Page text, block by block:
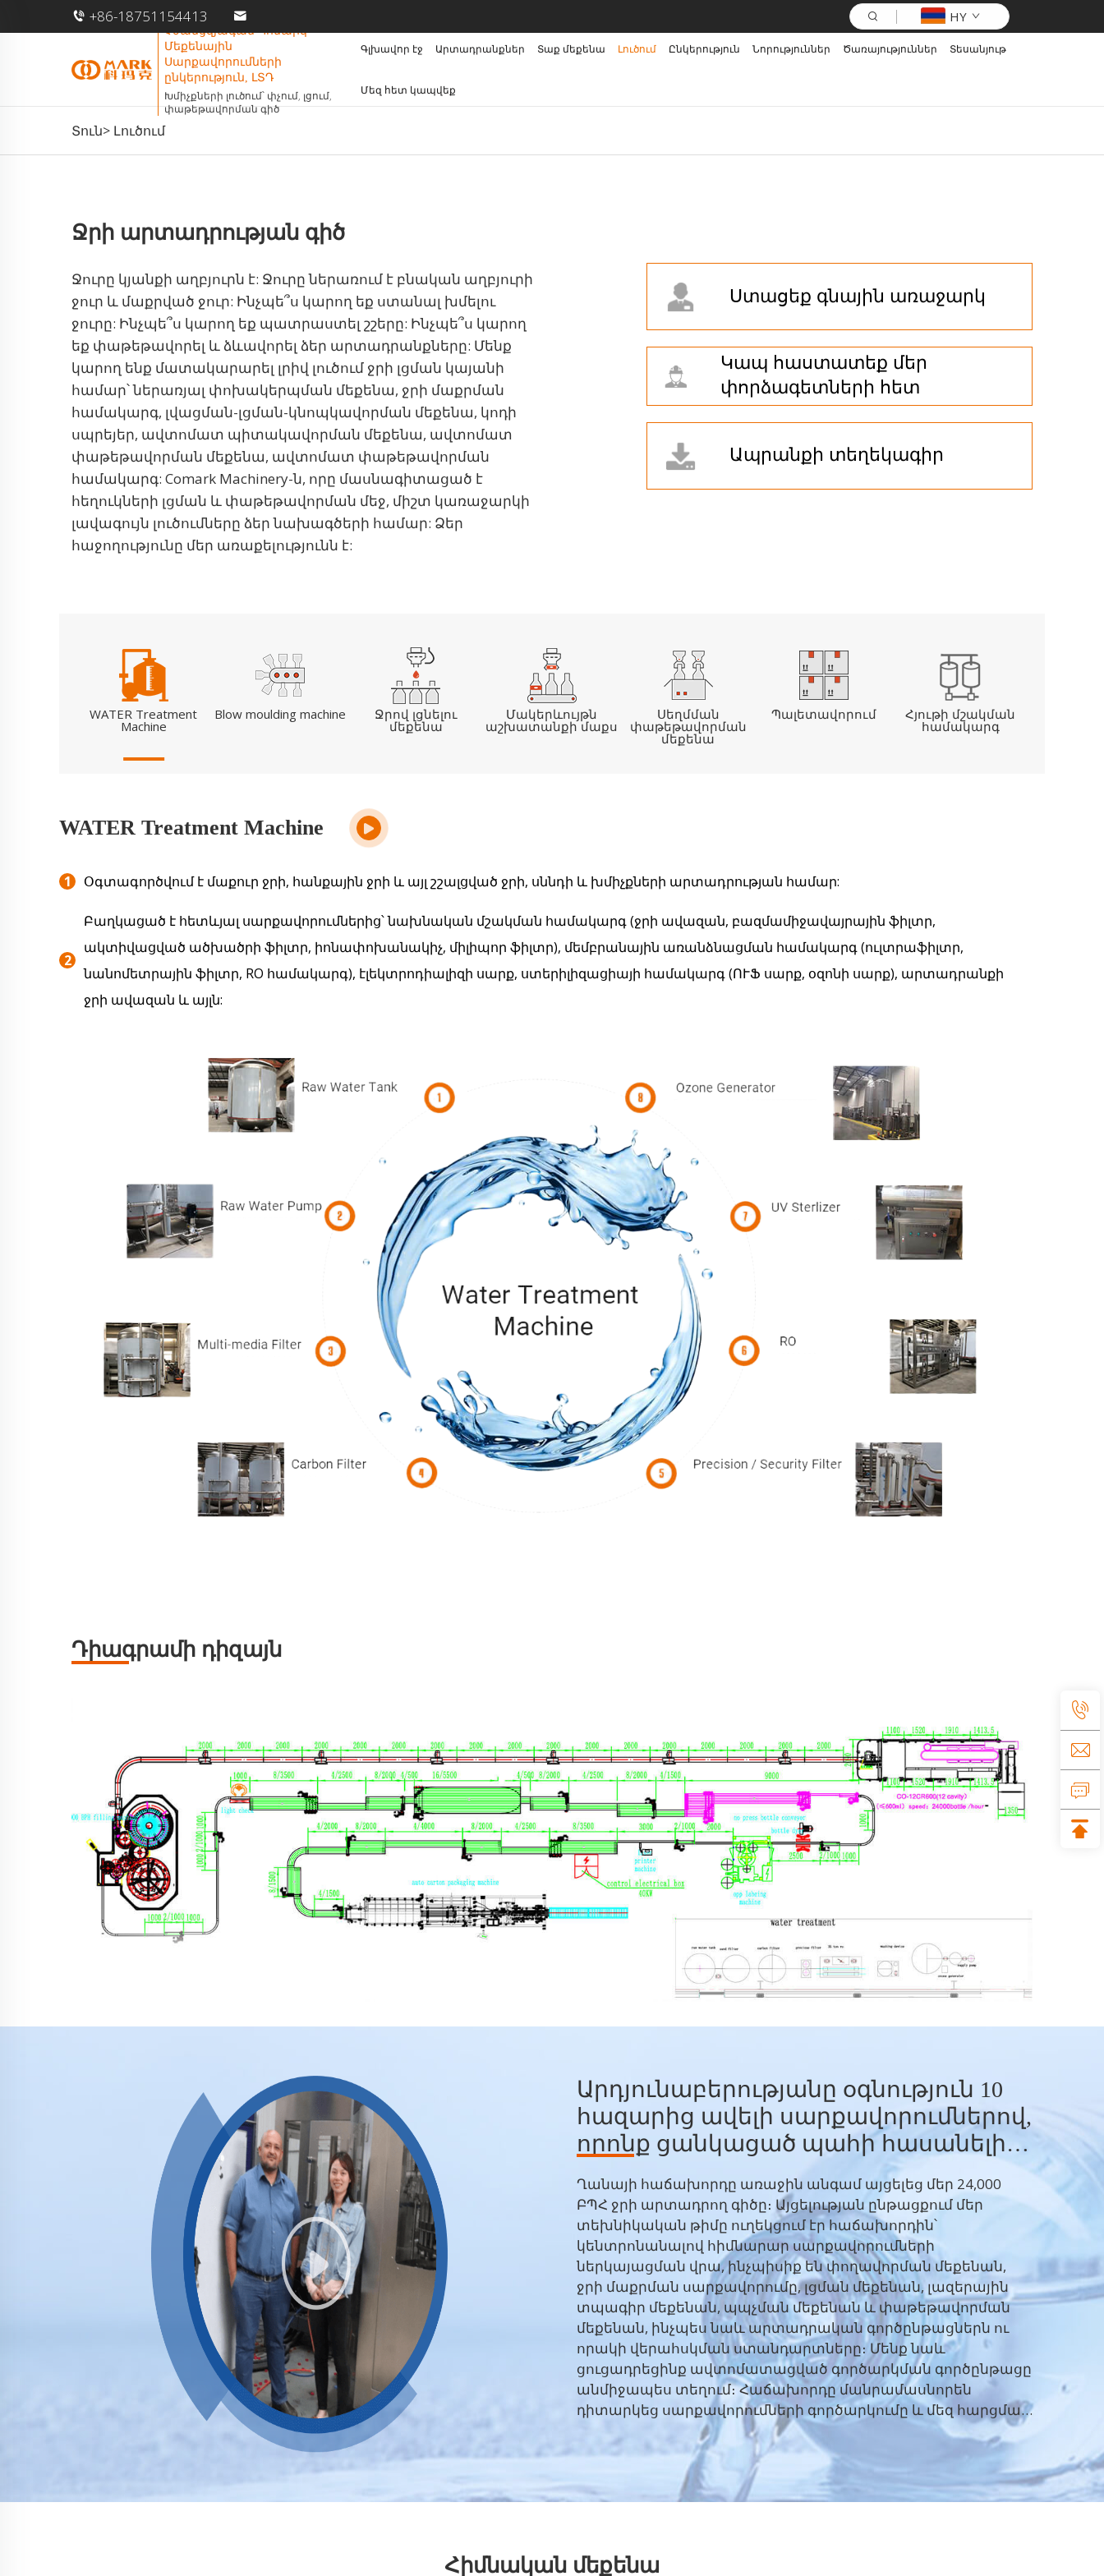
+86-18751154413 HY
Չժանցզյագան Կոմարկ
Մեքենային
Սարքավորումների
ընկերություն, ԼՏԴ
Խմիչքների լուծում՝ փչում, լցում,
փաթեթավորման գիծ
Գլխավոր էջ Արտադրանքներ Տաք մեքենա Լուծում Ընկերություն Նորություններ Ծառայություններ Տեսանյութ
Մեզ հետ կապվեք
Տուն> Լուծում
Ջրի արտադրության գիծ
Ջուրը կյանքի աղբյուրն է: Ջուրը ներառում է բնական աղբյուրի
ջուր և մաքրված ջուր: Ինչպե՞ս կարող եք ստանալ խմելու
ջուրը: Ինչպե՞ս կարող եք պատրաստել շշերը: Ինչպե՞ս կարող
եք փաթեթավորել և ձևավորել ձեր արտադրանքները: Մենք
կարող ենք մատակարարել լրիվ լուծում ջրի լցման կայանի
համար՝ ներառյալ փոխակերպման մեքենա, ջրի մաքրման
համակարգ, լվացման-լցման-կնոպկավորման մեքենա, կոդի
սպրեյեր, ավտոմատ պիտակավորման մեքենա, ավտոմատ
փաթեթավորման մեքենա, ավտոմատ փաթեթավորման
համակարգ: Comark Machinery-ն, որը մասնագիտացած է
հեղուկների լցման և փաթեթավորման մեջ, միշտ կառաջարկի
լավագույն լուծումները ձեր նախագծերի համար: Ձեր
հաջողությունը մեր առաքելությունն է:
Ստացեք գնային առաջարկ
Կապ հաստատեք մեր
փորձագետների հետ
Ապրանքի տեղեկագիր
WATER Treatment
Machine
Blow moulding machine Ջրով լցնելու
մեքենա
Մակերևույթն
աշխատանքի մաքս
Սեղմման
փաթեթավորման
մեքենա
Պալետավորում Հյութի մշակման
համակարգ
WATER Treatment Machine
Օգտագործվում է մաքուր ջրի, հանքային ջրի և այլ շշալցված ջրի, սննդի և խմիչքների արտադրության համար:
Բաղկացած է հետևյալ սարքավորումներից՝ նախնական մշակման համակարգ (ջրի ավազան, բազմամիջավայրային ֆիլտր,
ակտիվացված ածխածրի ֆիլտր, իոնափոխանակիչ, միլիպոր ֆիլտր), մեմբրանային առանձնացման համակարգ (ուլտրաֆիլտր,
նանոմետրային ֆիլտր, RO համակարգ), էլեկտրոդիալիզի սարք, ստերիլիզացիայի համակարգ (ՈՒՖ սարք, օզոնի սարք), արտադրանքի
ջրի ավազան և այլն:
Դիագրամի դիզայն
Արդյունաբերությանը օգնություն 10
հազարից ավելի սարքավորումներով,
որոնք ցանկացած պահի հասանելի
են վարձակալության համար
Ղանայի հաճախորդը առաջին անգամ այցելեց մեր 24,000
ԲՊՀ ջրի արտադրող գիծը։ Այցելության ընթացքում մեր
տեխնիկական թիմը ուղեկցում էր հաճախորդին՝
կենտրոնանալով հիմնարար սարքավորումների
ներկայացման վրա, ինչպիսիք են փողավորման մեքենան,
ջրի մաքրման սարքավորումը, լցման մեքենան, լազերային
տպագիր մեքենան, պպչման մեքենան և փաթեթավորման
մեքենան, ինչպես նաև արտադրական գործընթացներն ու
որակի վերահսկման ստանդարտները։ Մենք նաև
ցուցադրեցինք ավտոմատացված գործարկման գործընթացը
անմիջապես տեղում։ Հաճախորդը մանրամասնորեն
դիտարկեց սարքավորումների գործարկումը և մեզ հարցման
ուղղեց արտադրողականության կայունության,
էներգախնայողականության և սպասարկման հետագա
սպասարկման վերաբերյալ հիմնարար հարցերին։ Մեր թիմը
յուրաքանչյուր հարցին տվեց մասնագիտական
արտադրողականությունը, սարքավորումների
Հիմնական մեքենա